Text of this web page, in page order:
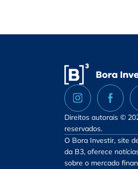
Direitos autorais ©
reservados.
O Bora Investir, site
da B3, oferece
sobre o mercado